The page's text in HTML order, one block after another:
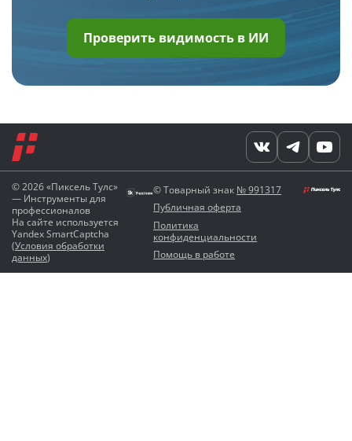
Проверить видимость в ИИ
© 2026 «Пиксель Тулс»
— Инструменты для
профессионалов
На сайте используется
Yandex SmartCaptcha
(Условия обработки
данных)
© Товарный знак № 991317
Публичная оферта
Политика
конфиденциальности
Помощь в работе